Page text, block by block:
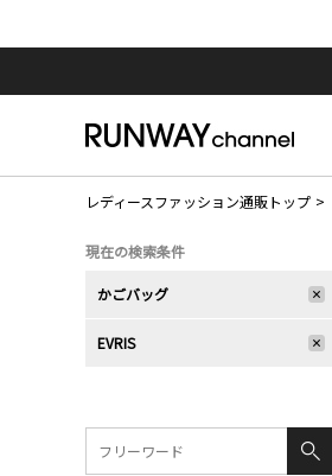
レディースファッション通販トップ
現在の検索条件
かごバッグ
EVRIS